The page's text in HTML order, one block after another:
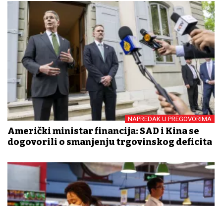
NAPREDAK U PREGOVORIMA
Američki ministar financija: SAD i Kina se
dogovorili o smanjenju trgovinskog deficita